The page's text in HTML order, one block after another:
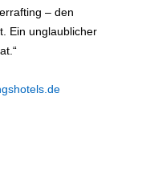
– den
Ein unglaublicher